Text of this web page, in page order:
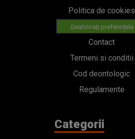
Politica de cookies
Gestionați preferințele
Contact
Termeni si conditii
Cod deontologic
Regulamente
Categorii